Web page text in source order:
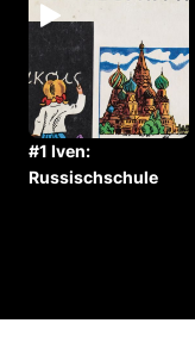
#1 Iven:
Russischschule